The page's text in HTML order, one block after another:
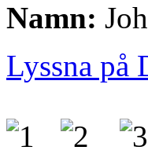
Namn:
Lyssna på